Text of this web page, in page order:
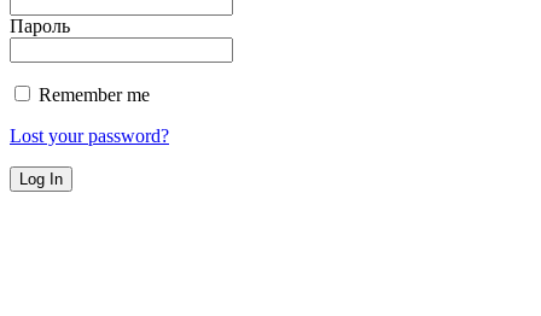
Пароль
Remember me
Lost your password?